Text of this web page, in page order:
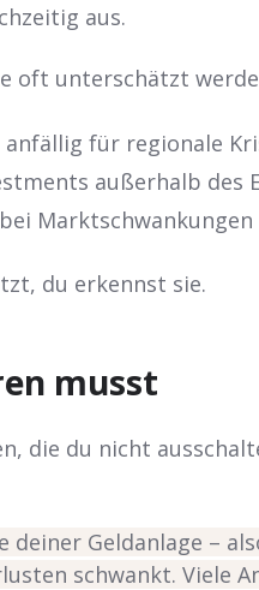
aus.
oft unterschätzt
für regionale
außerhalb des
Marktschwankungen
du erkennst sie.
musst
die du nicht
Geldanlage –
schwankt. Viele